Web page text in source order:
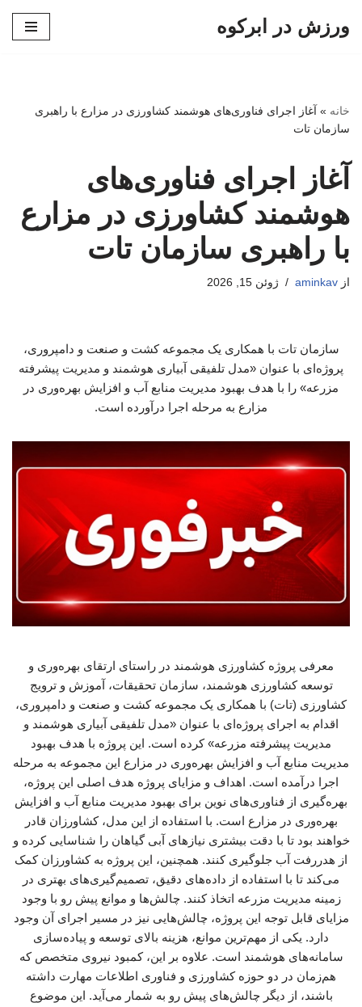
ورزش در ابرکوه
خانه » آغاز اجرای فناوری‌های هوشمند کشاورزی در مزارع با راهبری
سازمان تات
آغاز اجرای فناوری‌های
هوشمند کشاورزی در مزارع
با راهبری سازمان تات
از aminkav ژوئن 15, 2026
سازمان تات با همکاری یک مجموعه کشت و صنعت و دامپروری،
پروژه‌ای با عنوان «مدل تلفیقی آبیاری هوشمند و مدیریت پیشرفته
مزرعه» را با هدف بهبود مدیریت منابع آب و افزایش بهره‌وری در
مزارع به مرحله اجرا درآورده است.
معرفی پروژه کشاورزی هوشمند در راستای ارتقای بهره‌وری و
توسعه کشاورزی هوشمند، سازمان تحقیقات، آموزش و ترویج
کشاورزی (تات) با همکاری یک مجموعه کشت و صنعت و دامپروری،
اقدام به اجرای پروژه‌ای با عنوان «مدل تلفیقی آبیاری هوشمند و
مدیریت پیشرفته مزرعه» کرده است. این پروژه با هدف بهبود
مدیریت منابع آب و افزایش بهره‌وری در مزارع این مجموعه به مرحله
اجرا درآمده است. اهداف و مزایای پروژه هدف اصلی این پروژه،
بهره‌گیری از فناوری‌های نوین برای بهبود مدیریت منابع آب و افزایش
بهره‌وری در مزارع است. با استفاده از این مدل، کشاورزان قادر
خواهند بود تا با دقت بیشتری نیازهای آبی گیاهان را شناسایی کرده و
از هدررفت آب جلوگیری کنند. همچنین، این پروژه به کشاورزان کمک
می‌کند تا با استفاده از داده‌های دقیق، تصمیم‌گیری‌های بهتری در
زمینه مدیریت مزرعه اتخاذ کنند. چالش‌ها و موانع پیش رو با وجود
مزایای قابل توجه این پروژه، چالش‌هایی نیز در مسیر اجرای آن وجود
دارد. یکی از مهم‌ترین موانع، هزینه بالای توسعه و پیاده‌سازی
سامانه‌های هوشمند است. علاوه بر این، کمبود نیروی متخصص که
هم‌زمان در دو حوزه کشاورزی و فناوری اطلاعات مهارت داشته
باشند، از دیگر چالش‌های پیش رو به شمار می‌آید. این موضوع